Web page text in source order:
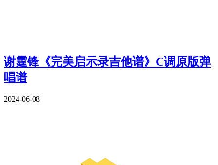
谢霆锋《完美启示录吉他谱》C调原版弹
唱谱
2024-06-08